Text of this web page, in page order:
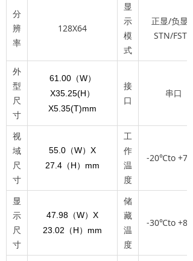
分
辨
率
128X64
显
示
模
式
正显/负显、
STN/FSTN
外
型
尺
寸
61.00（W）
X35.25(H ）
X5.35(T)mm
接
口
串口
视
域
尺
寸
55.0 （W） X
27.4 （ H ） mm
工
作
温
度
-20℃to
显
示
尺
寸
47.98 （W） X
23.02 （ H ） mm
储
藏
温
度
-30℃to